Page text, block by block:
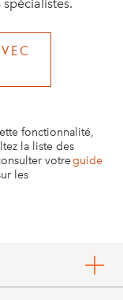
fonctionnalité,
la liste des
votreguide
les